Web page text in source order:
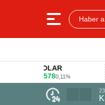
Haber
0,11%
23 Mart 2026 - 09:05
Kadın çalışan